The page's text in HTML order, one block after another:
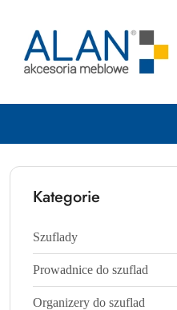
Kategorie
Szuflady
Prowadnice do szuflad
Organizery do szuflad